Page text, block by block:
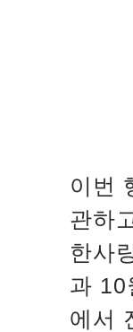
이번
관하
한사
과 10
에서